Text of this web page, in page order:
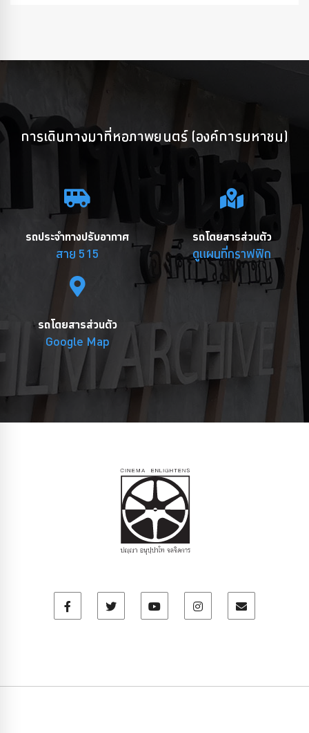
การเดินทางมาที่หอภาพยนตร์ (องค์การมหาชน)
รถประจำทางปรับอากาศ
สาย 515
รถโดยสารส่วนตัว
ดูแผนที่กราฟฟิก
รถโดยสารส่วนตัว
Google Map